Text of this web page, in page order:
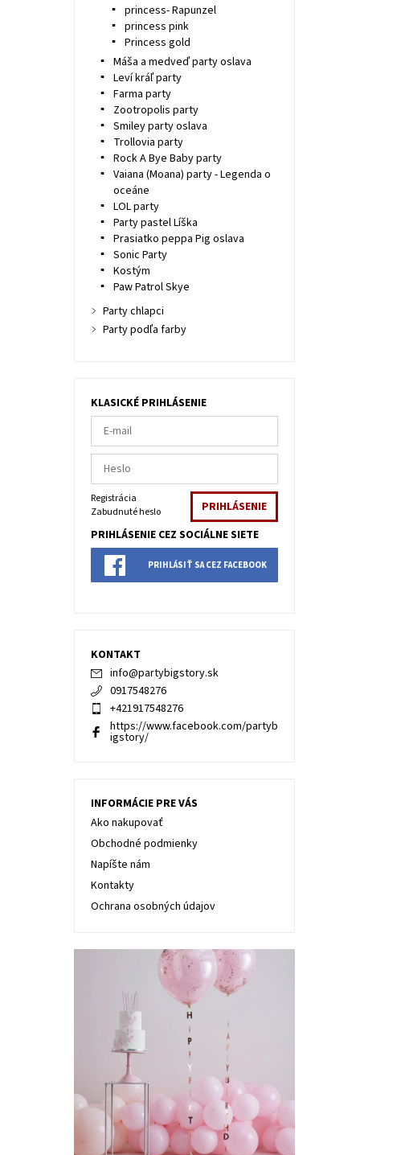
princess- Rapunzel
princess pink
Princess gold
Máša a medveď party oslava
Leví kráľ party
Farma party
Zootropolis party
Smiley party oslava
Trollovia party
Rock A Bye Baby party
Vaiana (Moana) party - Legenda o
oceáne
LOL party
Party pastel Líška
Prasiatko peppa Pig oslava
Sonic Party
Kostým
Paw Patrol Skye
Party chlapci
Party podľa farby
KLASICKÉ PRIHLÁSENIE
Registrácia
Zabudnuté heslo
PRIHLÁSENIE CEZ SOCIÁLNE SIETE
PRIHLÁSIŤ SA CEZ FACEBOOK
KONTAKT
info@partybigstory.sk
0917548276
+421917548276
https://www.facebook.com/partyb
igstory/
INFORMÁCIE PRE VÁS
Ako nakupovať
Obchodné podmienky
Napíšte nám
Kontakty
Ochrana osobných údajov